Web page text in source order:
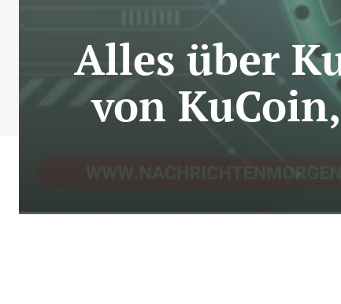
Alles über
von